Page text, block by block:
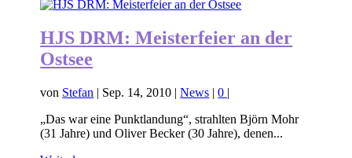
HJS DRM: Meisterfeier an der
Ostsee
von Stefan | Sep. 14, 2010 |News |0 |
„Das war eine Punktlandung“, strahlten Björn Mohr
(31 Jahre) und Oliver Becker (30 Jahre), denen...